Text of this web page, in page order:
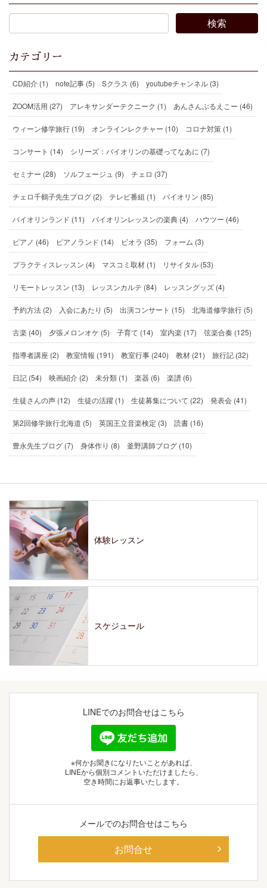
カテゴリー
CD紹介 (1) note記事 (5) Sクラス (6) youtubeチャンネル (3)
ZOOM活用 (27) アレキサンダーテクニーク (1) あんさんぶるえこー (46)
ウィーン修学旅行 (19) オンラインレクチャー (10) コロナ対策 (1)
コンサート (14) シリーズ：バイオリンの基礎ってなあに (7)
セミナー (28) ソルフェージュ (9) チェロ (37)
チェロ千鶴子先生ブログ (2) テレビ番組 (1) バイオリン (85)
バイオリンランド (11) バイオリンレッスンの楽典 (4) ハウツー (46)
ピアノ (46) ピアノランド (14) ビオラ (35) フォーム (3)
プラクティスレッスン (4) マスコミ取材 (1) リサイタル (53)
リモートレッスン (13) レッスンカルテ (84) レッスングッズ (4)
予約方法 (2) 入会にあたり (5) 出演コンサート (15) 北海道修学旅行 (5)
古楽 (40) 夕張メロンオケ (5) 子育て (14) 室内楽 (17) 弦楽合奏 (125)
指導者講座 (2) 教室情報 (191) 教室行事 (240) 教材 (21) 旅行記 (32)
日記 (54) 映画紹介 (2) 未分類 (1) 楽器 (6) 楽譜 (6)
生徒さんの声 (12) 生徒の活躍 (1) 生徒募集について (22) 発表会 (41)
第2回修学旅行北海道 (5) 英国王立音楽検定 (3) 読書 (16)
豊永先生ブログ (7) 身体作り (8) 釜野講師ブログ (10)
LINEでのお問合せはこちら
※何かお聞きになりたいことがあれば、
LINEから個別コメントいただけましたら、
空き時間にお返事いたします。
メールでのお問合せはこちら
お問合せ
体験レッスン
スケジュール